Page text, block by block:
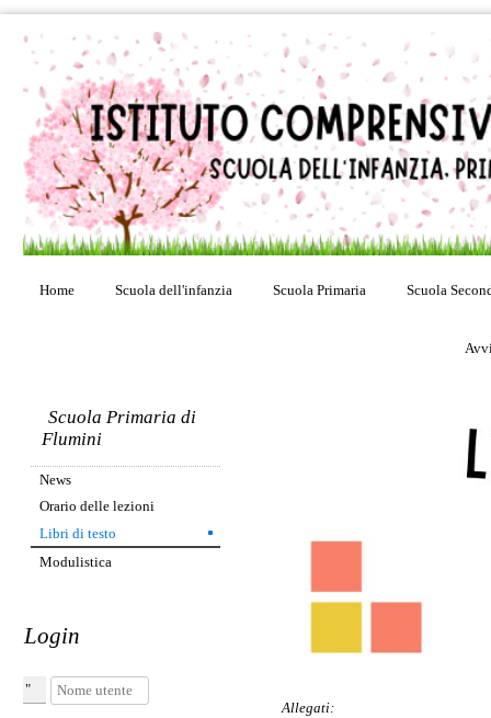
Home Scuola dell'infanzia Scuola Primaria Scuola
Scuola Primaria di
Flumini
News
Orario delle lezioni
Libri di testo
Modulistica
Login
Nome utente
Allegati: